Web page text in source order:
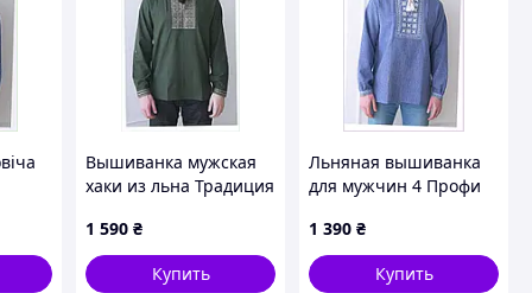
Вышиванка мужская
хаки из льна Традиция
1 590 ₴
Купить
Льняная вышиванка
для мужчин 4 Профи
8613X8X96
1 390 ₴
Купить